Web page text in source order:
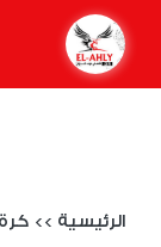
الرئيسية >>